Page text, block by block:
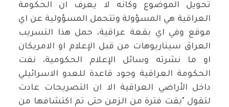
تحويل الموضوع وكانه لا يعرف ان الحكومة
العراقية هي المسؤولة وتتحمل المسؤولية عن اي
موقع وفي اي بقعة عراقية، حمل هذا التسريب
العراق سيناريوهات من قبل الإعلام او الامريكان
او ما نشرته وسائل الإعلام الحكومية، نفت
الحكومة العراقية وجود قاعدة للعدو الاسرائيلي
داخل الأراضي العراقية الا ان التصريحات عادت
لتقول "بقت فترة من الزمن حتى تم اكتشافها من